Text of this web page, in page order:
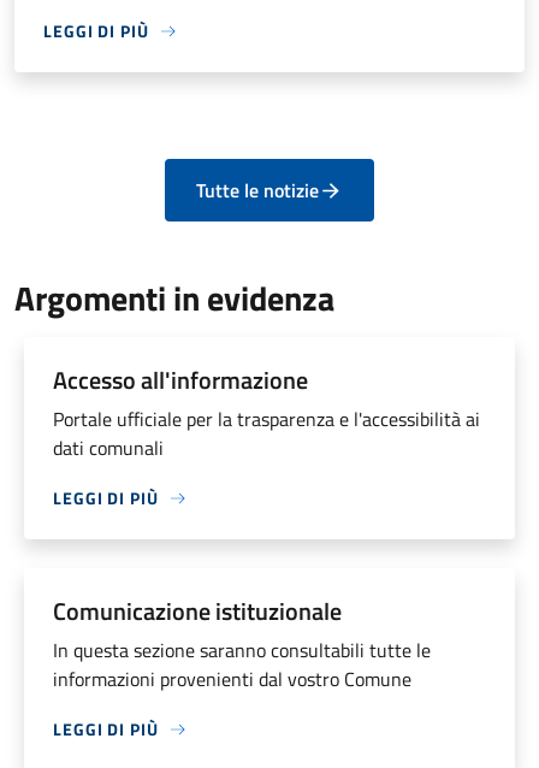
LEGGI DI PIÙ
Tutte le notizie
Argomenti in evidenza
Accesso all'informazione
Portale ufficiale per la trasparenza e l'accessibilità ai
dati comunali
LEGGI DI PIÙ
Comunicazione istituzionale
In questa sezione saranno consultabili tutte le
informazioni provenienti dal vostro Comune
LEGGI DI PIÙ